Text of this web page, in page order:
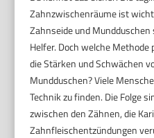
Zahnzwischenräume ist
Zahnseide und
Helfer. Doch welche Methode
die Stärken und Schwächen
Mundduschen? Viele
Technik zu finden. Die Folge
zwischen den Zähnen, die
Zahnfleischentzündungen